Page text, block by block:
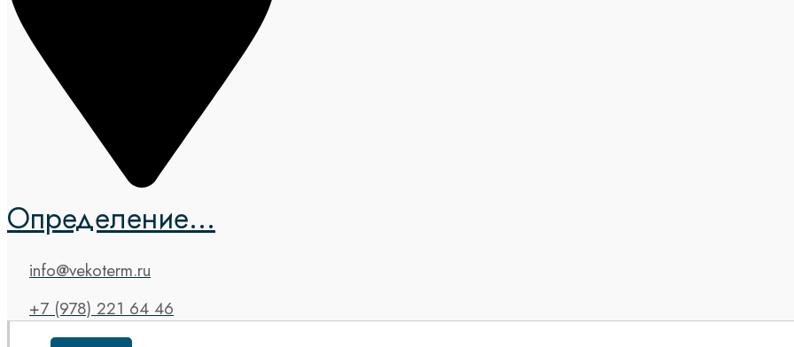
Определение...
info@vekoterm.ru
+7 (978) 221 64 46